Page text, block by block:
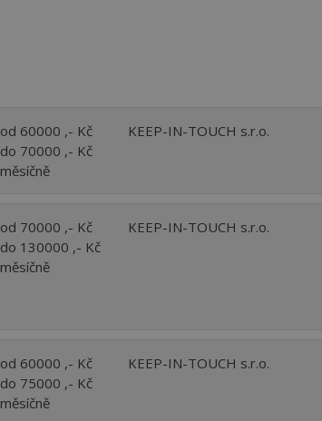
od 60000 ,- Kč
do 70000 ,- Kč
měsíčně
KEEP-IN-TOUCH s.r.o.
od 70000 ,- Kč
do 130000 ,- Kč
měsíčně
KEEP-IN-TOUCH s.r.o.
od 60000 ,- Kč
do 75000 ,- Kč
měsíčně
KEEP-IN-TOUCH s.r.o.